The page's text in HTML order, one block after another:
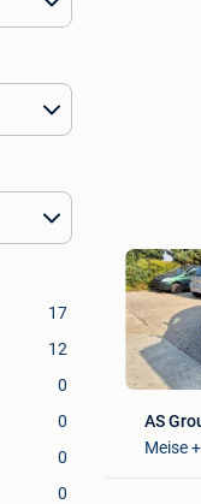
17
12
0
0
0
0
AS
Meise